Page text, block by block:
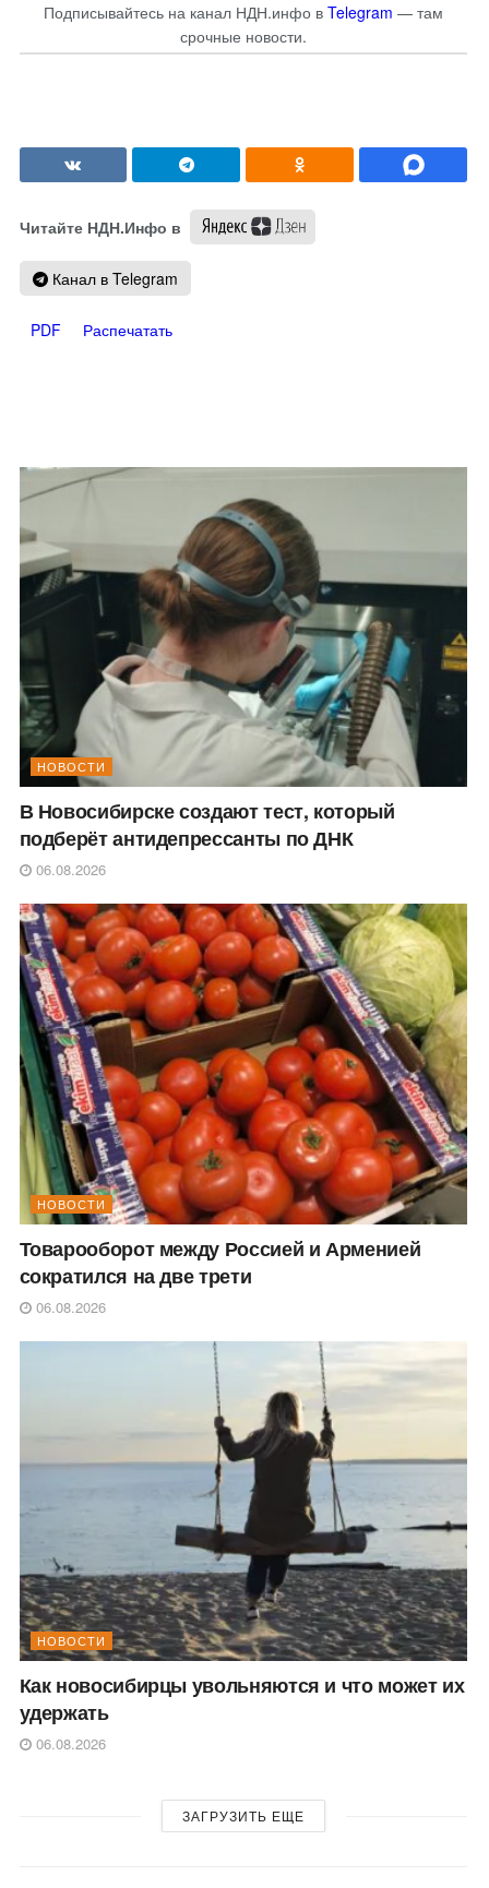
Подписывайтесь на канал НДН.инфо в Telegram — там
срочные новости.
Читайте НДН.Инфо в
Канал в Telegram
PDF Распечатать
НОВОСТИ
В Новосибирске создают тест, который
подберёт антидепрессанты по ДНК
06.08.2026
НОВОСТИ
Товарооборот между Россией и Арменией
сократился на две трети
06.08.2026
НОВОСТИ
Как новосибирцы увольняются и что может их
удержать
06.08.2026
ЗАГРУЗИТЬ ЕЩЕ